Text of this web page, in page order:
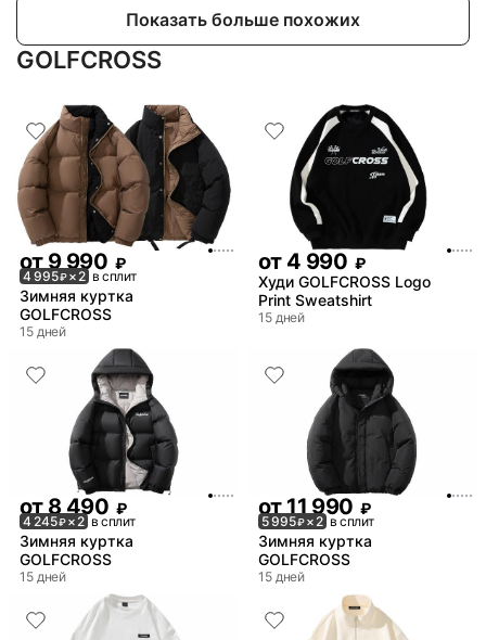
Показать больше похожих
GOLFCROSS
от9 990 ₽
4 995₽× 2 в сплит
Зимняя куртка
GOLFCROSS
15 дней
от 4 990 ₽
Худи GOLFCROSS Logo
Print Sweatshirt
15 дней
от8 490 ₽
4 245₽× 2 в сплит
Зимняя куртка
GOLFCROSS
15 дней
от11 990 ₽
5 995₽× 2 в сплит
Зимняя куртка
GOLFCROSS
15 дней